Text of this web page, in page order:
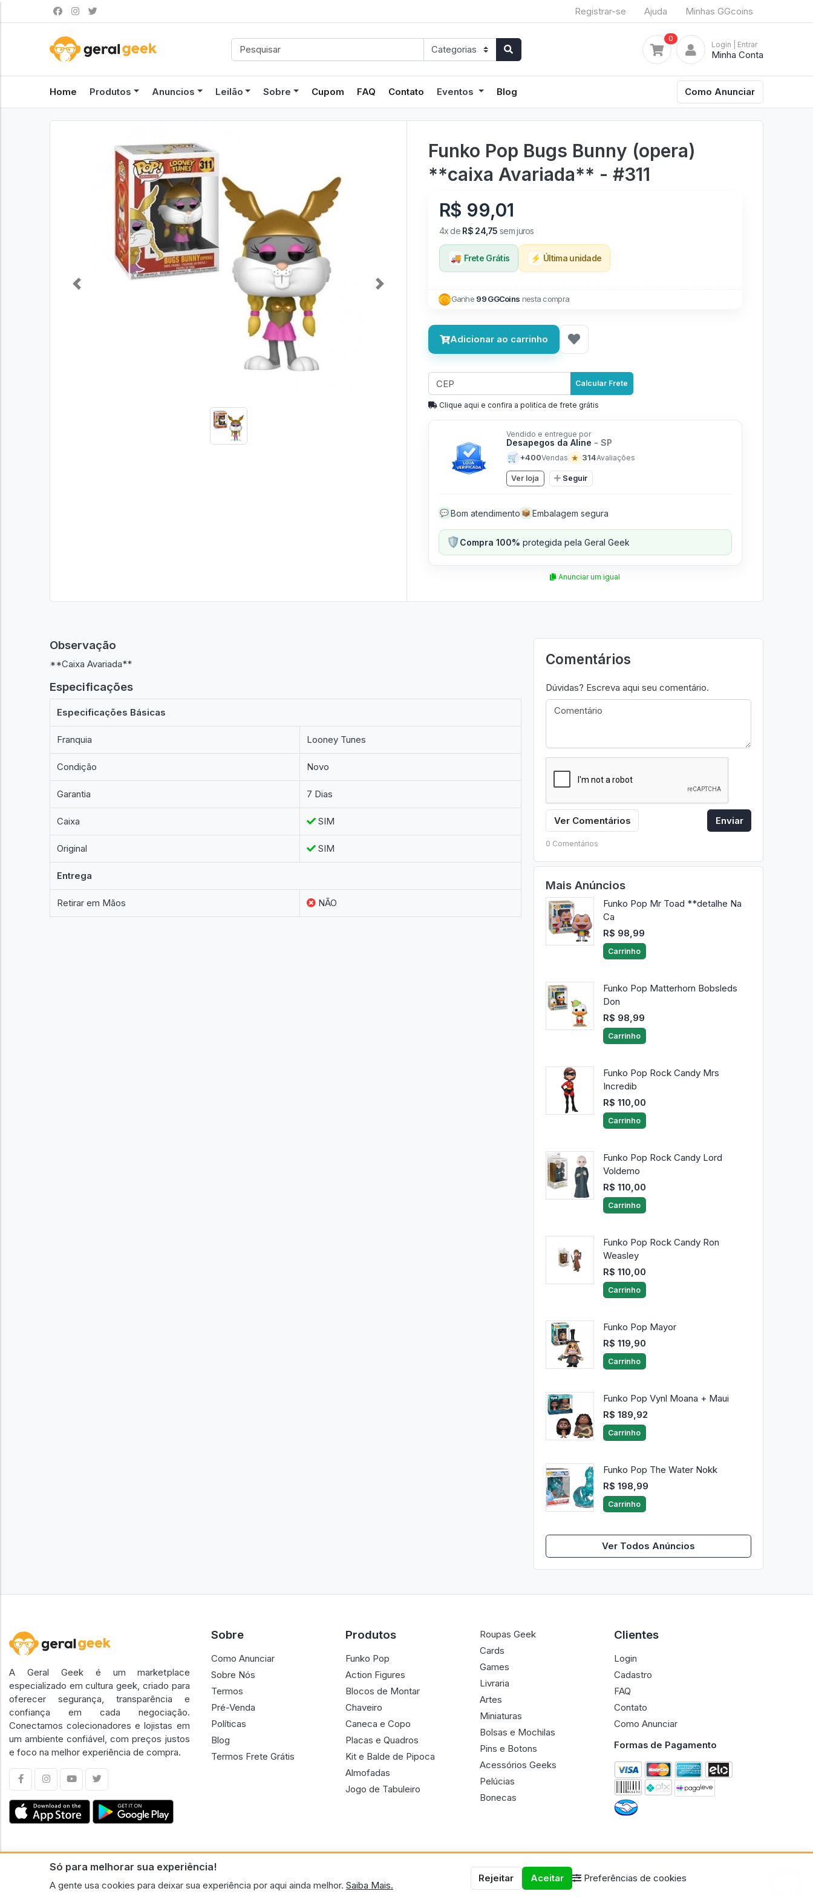
Registrar-se Ajuda Minhas GGcoins
0
Login | Entrar
Minha Conta
Home Produtos Anuncios Leilão Sobre Cupom FAQ Contato Eventos Blog Como Anunciar
Previous Next
Funko Pop Bugs Bunny (opera)
**caixa Avariada** - #311
R$ 99,01
4x de R$ 24,75 sem juros
🚚 Frete Grátis ⚡ Última unidade
Ganhe 99 GGCoins nesta compra
Adicionar ao carrinho
Calcular Frete
Clique aqui e confira a politíca de frete grátis
Vendido e entregue por
Desapegos da Aline - SP
🛒 +400Vendas ★ 314Avaliações
Ver loja Seguir
💬 Bom atendimento 📦 Embalagem segura
🛡️Compra 100% protegida pela Geral Geek
Anunciar um igual
Observação
**Caixa Avariada**
Especificações
Especificações Básicas
Franquia Looney Tunes
Condição Novo
Garantia 7 Dias
Caixa SIM
Original SIM
Entrega
Retirar em Mãos NÃO
Comentários
Dúvidas? Escreva aqui seu comentário.
Ver Comentários Enviar
0 Comentários
Mais Anúncios
Funko Pop Mr Toad **detalhe Na
Ca
R$ 98,99
Carrinho
Funko Pop Matterhorn Bobsleds
Don
R$ 98,99
Carrinho
Funko Pop Rock Candy Mrs
Incredib
R$ 110,00
Carrinho
Funko Pop Rock Candy Lord
Voldemo
R$ 110,00
Carrinho
Funko Pop Rock Candy Ron
Weasley
R$ 110,00
Carrinho
Funko Pop Mayor
R$ 119,90
Carrinho
Funko Pop Vynl Moana + Maui
R$ 189,92
Carrinho
Funko Pop The Water Nokk
R$ 198,99
Carrinho
Ver Todos Anúncios
Só para melhorar sua experiência!
A gente usa cookies para deixar sua experiência por aqui ainda melhor. Saiba Mais.
Rejeitar Aceitar Preferências de cookies
A Geral Geek é um marketplace
especializado em cultura geek, criado para
oferecer segurança, transparência e
confiança em cada negociação.
Conectamos colecionadores e lojistas em
um ambiente confiável, com preços justos
e foco na melhor experiência de compra.
Sobre
Como Anunciar
Sobre Nós
Termos
Pré-Venda
Políticas
Blog
Termos Frete Grátis
Produtos
Funko Pop
Action Figures
Blocos de Montar
Chaveiro
Caneca e Copo
Placas e Quadros
Kit e Balde de Pipoca
Almofadas
Jogo de Tabuleiro
Roupas Geek
Cards
Games
Livraria
Artes
Miniaturas
Bolsas e Mochilas
Pins e Botons
Acessórios Geeks
Pelúcias
Bonecas
Clientes
Login
Cadastro
FAQ
Contato
Como Anunciar
Formas de Pagamento
CNPJ n.º 30.220.458/0001-17 - GERAL GEEK PORTAL ELETRONICO LTDA.